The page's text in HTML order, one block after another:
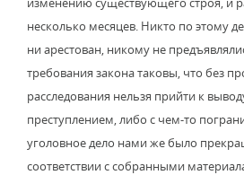
несколько месяцев. Никто по этому
ни арестован, никому не
требования закона таковы, что без
расследования нельзя прийти к
преступлением, либо с чем-то
уголовное дело нами же было
соответствии с собранными